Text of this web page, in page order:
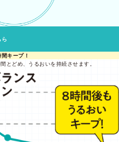
キープ！
とどめ、うるおいを持続させます。